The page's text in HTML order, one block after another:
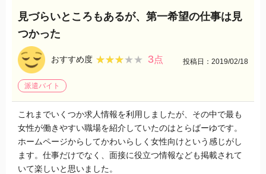
見づらいところもあるが、第一希望の仕事は見
つかった
おすすめ度 ★★★★★
★★★★★ 3点 投稿日：2019/02/18
派遣バイト
これまでいくつか求人情報を利用しましたが、その中で最も
女性が働きやすい職場を紹介していたのはとらばーゆです。
ホームページからしてかわいらしく女性向けという感じがし
ます。仕事だけでなく、面接に役立つ情報なども掲載されて
いて楽しいと思いました。